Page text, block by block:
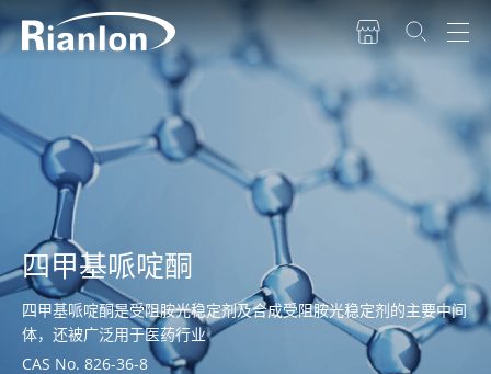
四甲基哌啶酮
四甲基哌啶酮是受阻胺光稳定剂及合成受阻胺光稳定剂的主要中间
体，还被广泛用于医药行业
CAS No. 826-36-8